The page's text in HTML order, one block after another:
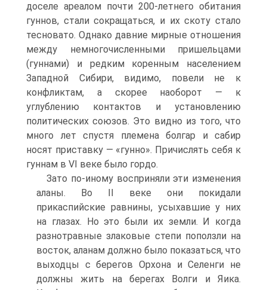
доселе ареалом почти 200-летнего обитания
гун­нов, стали сокращаться, и их скоту стало
тесновато. Однако давние мирные отношения
между немногочисленными при­шельцами
(гуннами) и редким коренным населением
Запад­ной Сибири, видимо, повели не к
конфликтам, а скорее наоборот — к
углублению контактов и установлению
полити­ческих союзов. Это видно из того, что
много лет спустя пле­мена болгар и сабир
носят приставку — «гунно». Причислять себя к
гуннам в VI веке было гордо.
Зато по-иному восприняли эти изменения
аланы. Во II веке они покидали
прикаспийские равнины, усыхавшие у них
на глазах. Но это были их земли. И когда
разнотравные злаковые степи поползли на
восток, аланам должно было показаться, что
выходцы с берегов Орхона и Селенги не
должны жить на берегах Волги и Яика.